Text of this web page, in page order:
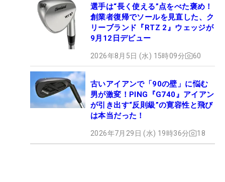
選手は“長く使える”点をべた褒め！
創業者復帰でソールを見直した、ク
リーブランド『RTZ 2』ウェッジが
9月12日デビュー
2026年8月5日 (水) 15時09分 60
古いアイアンで「90の壁」に悩む
男が激変！PING『G740』アイアン
が引き出す“反則級”の寛容性と飛び
は本当だった！
2026年7月29日 (水) 19時36分 18